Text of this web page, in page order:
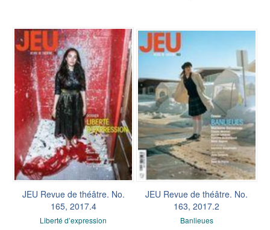
JEU Revue de théâtre. No.
165, 2017.4
Liberté d’expression
JEU Revue de théâtre. No.
163, 2017.2
Banlieues